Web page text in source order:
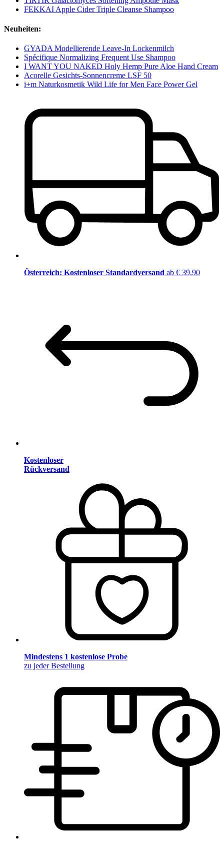
FEKKAI Apple Cider Triple Cleanse Shampoo
Neuheiten:
GYADA Modellierende Leave-In Lockenmilch
Spécifique Normalizing Frequent Use Shampoo
I WANT YOU NAKED Holy Hemp Pure Aloe Hand Cream
Acorelle Gesichts-Sonnencreme LSF 50
i+m Naturkosmetik Wild Life for Men Face Power Gel
Österreich: Kostenloser Standardversand ab € 39,90
Kostenloser
Rückversand
Mindestens 1 kostenlose Probe
zu jeder Bestellung